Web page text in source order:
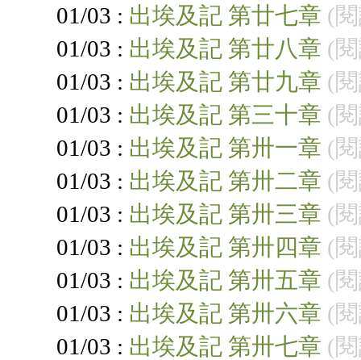
01/03 : 出埃及記 第廿七章 (
01/03 : 出埃及記 第廿八章 (
01/03 : 出埃及記 第廿九章 (
01/03 : 出埃及記 第三十章 (
01/03 : 出埃及記 第卅一章 (
01/03 : 出埃及記 第卅二章 (
01/03 : 出埃及記 第卅三章 (
01/03 : 出埃及記 第卅四章 (
01/03 : 出埃及記 第卅五章 (
01/03 : 出埃及記 第卅六章 (
01/03 : 出埃及記 第卅七章 (